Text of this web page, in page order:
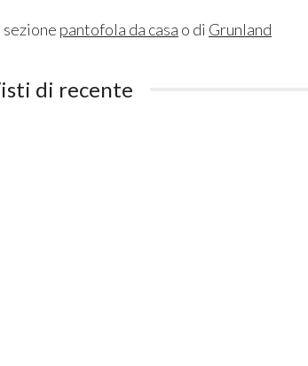
pantofola da casa o di Grunland
di recente